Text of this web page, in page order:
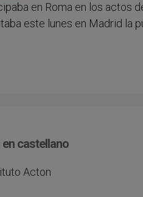
en Roma en los actos
este lunes en Madrid la
castellano
Acton